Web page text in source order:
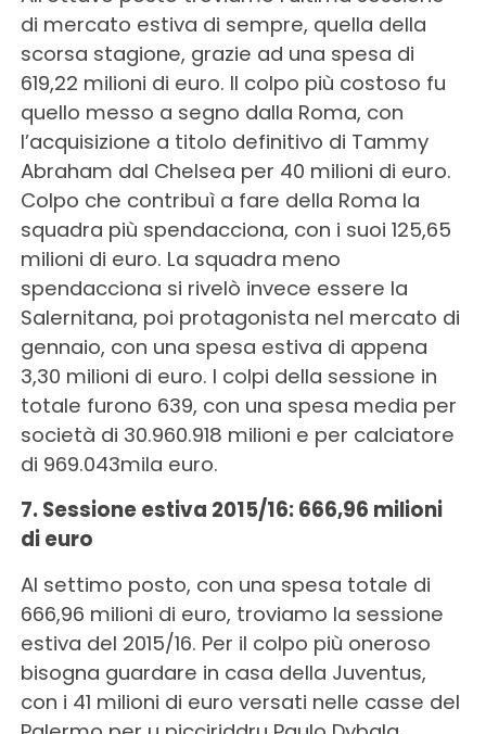
di mercato estiva di sempre, quella della
scorsa stagione, grazie ad una spesa di
619,22 milioni di euro. Il colpo più costoso fu
quello messo a segno dalla Roma, con
l’acquisizione a titolo definitivo di Tammy
Abraham dal Chelsea per 40 milioni di euro.
Colpo che contribuì a fare della Roma la
squadra più spendacciona, con i suoi 125,65
milioni di euro. La squadra meno
spendacciona si rivelò invece essere la
Salernitana, poi protagonista nel mercato di
gennaio, con una spesa estiva di appena
3,30 milioni di euro. I colpi della sessione in
totale furono 639, con una spesa media per
società di 30.960.918 milioni e per calciatore
di 969.043mila euro.
7. Sessione estiva 2015/16: 666,96 milioni
di euro
Al settimo posto, con una spesa totale di
666,96 milioni di euro, troviamo la sessione
estiva del 2015/16. Per il colpo più oneroso
bisogna guardare in casa della Juventus,
con i 41 milioni di euro versati nelle casse del